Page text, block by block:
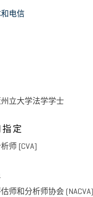
电信
立大学法学学士
定
师 [CVA]
师和分析师协会 (NACVA)